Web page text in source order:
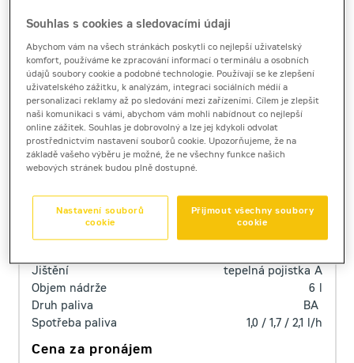
Medved GR 7032H
elektrocentrála
Výkon Prime (kW)
Výkon Prime (kVA)
7 kVA
Jištění
tepelná pojistka A
Objem nádrže
6 l
Druh paliva
BA
Spotřeba paliva
1,0 / 1,7 / 2,1 l/h
Cena za pronájem
Souhlas s cookies a sledovacími údaji
Abychom vám na všech stránkách poskytli co nejlepší uživatelský
komfort, používáme ke zpracování informací o terminálu a osobních
údajů soubory cookie a podobné technologie. Používají se ke zlepšení
uživatelského zážitku, k analýzám, integraci sociálních médií a
personalizaci reklamy až po sledování mezi zařízeními. Cílem je zlepšit
naši komunikaci s vámi, abychom vám mohli nabídnout co nejlepší
online zážitek. Souhlas je dobrovolný a lze jej kdykoli odvolat
prostřednictvím nastavení souborů cookie. Upozorňujeme, že na
základě vašeho výběru je možné, že ne všechny funkce našich
webových stránek budou plně dostupné.
Přijmout všechny soubory
cookie
Nastavení souborů
cookie